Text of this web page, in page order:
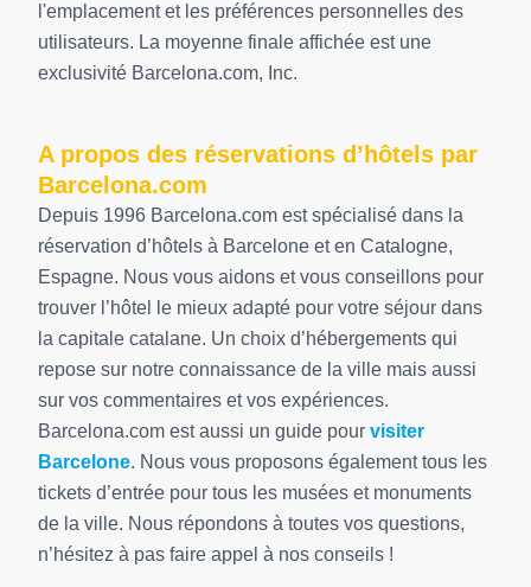
l'emplacement et les préférences personnelles des
utilisateurs. La moyenne finale affichée est une
exclusivité Barcelona.com, Inc.
A propos des réservations d’hôtels par
Barcelona.com
Depuis 1996 Barcelona.com est spécialisé dans la
réservation d’hôtels à Barcelone et en Catalogne,
Espagne. Nous vous aidons et vous conseillons pour
trouver l’hôtel le mieux adapté pour votre séjour dans
la capitale catalane. Un choix d’hébergements qui
repose sur notre connaissance de la ville mais aussi
sur vos commentaires et vos expériences.
Barcelona.com est aussi un guide pour visiter
Barcelone. Nous vous proposons également tous les
tickets d’entrée pour tous les musées et monuments
de la ville. Nous répondons à toutes vos questions,
n’hésitez à pas faire appel à nos conseils !